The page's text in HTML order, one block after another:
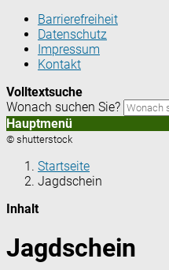
Barrierefreiheit
Datenschutz
Impressum
Kontakt
Volltextsuche
Wonach suchen Sie?
Hauptmenü
© shutterstock
Startseite
Jagdschein
Inhalt
Jagdschein